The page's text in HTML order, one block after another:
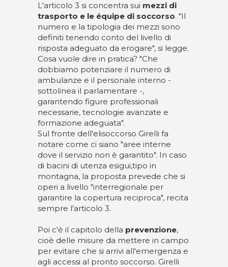
L'articolo 3 si concentra sui mezzi di
trasporto e le équipe di soccorso. "Il
numero e la tipologia dei mezzi sono
definiti tenendo conto del livello di
risposta adeguato da erogare", si legge.
Cosa vuole dire in pratica? "Che
dobbiamo potenziare il numero di
ambulanze e il personale interno -
sottolinea il parlamentare -,
garantendo figure professionali
necessarie, tecnologie avanzate e
formazione adeguata".
Sul fronte dell'elisoccorso Girelli fa
notare come ci siano "aree interne
dove il servizio non è garantito". In caso
di bacini di utenza esigui,tipo in
montagna, la proposta prevede che si
operi a livello "interregionale per
garantire la copertura reciproca", recita
sempre l'articolo 3.
Poi c'è il capitolo della prevenzione,
cioè delle misure da mettere in campo
per evitare che si arrivi all'emergenza e
agli accessi al pronto soccorso. Girelli